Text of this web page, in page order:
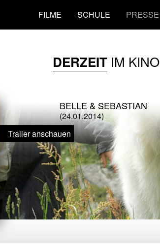
FILME SCHULE PRESSE
DERZEITIM KINO
BELLE & SEBASTIAN
(24.01.2014)
Trailer anschauen